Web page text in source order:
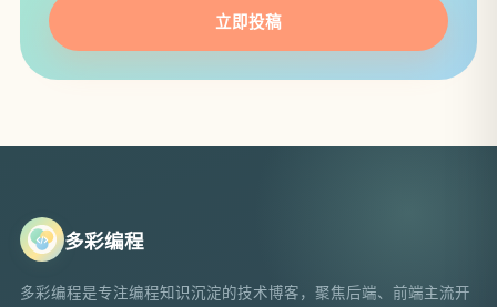
立即投稿
多彩编程
多彩编程是专注编程知识沉淀的技术博客，聚焦后端、前端主流开